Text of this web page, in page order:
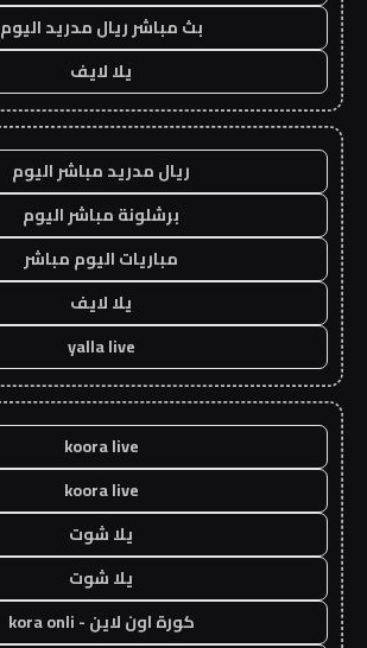
بث مباشر ريال مدريد اليوم
يلا لايف
ريال مدريد مباشر اليوم
برشلونة مباشر اليوم
مباريات اليوم مباشر
يلا لايف
yalla live
koora live
koora live
يلا شوت
يلا شوت
كورة اون لاين - kora onli